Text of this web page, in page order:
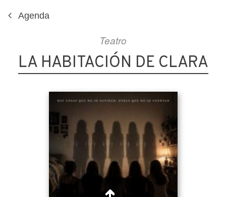
Agenda
Teatro
LA HABITACIÓN DE CLARA